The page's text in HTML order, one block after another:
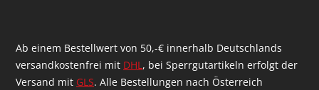
Ab einem Bestellwert von 50,-€ innerhalb Deutschlands
versandkostenfrei mit DHL, bei Sperrgutartikeln erfolgt der
Versand mit GLS. Alle Bestellungen nach Österreich